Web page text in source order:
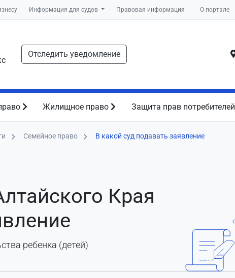
Информация для судов Правовая информация О портале
Отследить уведомление
Жилищное право Защита прав потребителей
Семейное право В какой суд подавать заявление
Края
ребенка (детей)